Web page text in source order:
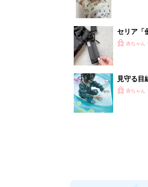
セリア「
赤ちゃん
見守る
赤ちゃん